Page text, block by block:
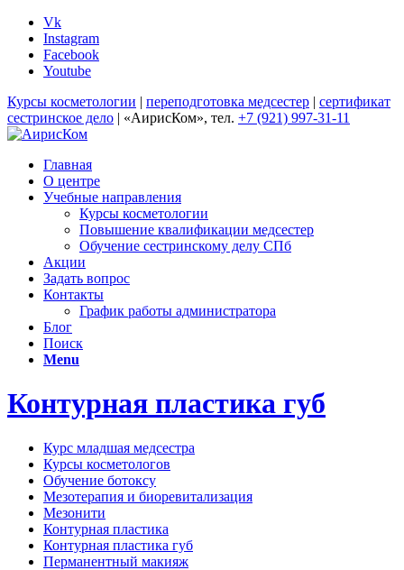
Vk
Instagram
Facebook
Youtube
Курсы косметологии | переподготовка медсестер | сертификат
сестринское дело | «АирисКом», тел. +7 (921) 997-31-11
Главная
О центре
Учебные направления
Курсы косметологии
Повышение квалификации медсестер
Обучение сестринскому делу СПб
Акции
Задать вопрос
Контакты
График работы администратора
Блог
Поиск
Menu
Контурная пластика губ
Курс младшая медсестра
Курсы косметологов
Обучение ботоксу
Мезотерапия и биоревитализация
Мезонити
Контурная пластика
Контурная пластика губ
Перманентный макияж